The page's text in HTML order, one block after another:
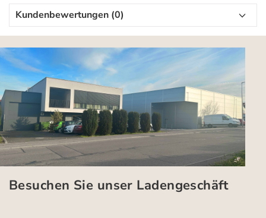
Kundenbewertungen (0)
Besuchen Sie unser Ladengeschäft